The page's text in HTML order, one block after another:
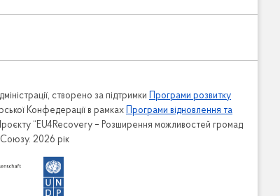
створено за підтримки Програми розвитку
Конфедерації в рамках Програми відновлення та
“EU4Recovery – Розширення можливостей громад
Союзу. 2026 рік